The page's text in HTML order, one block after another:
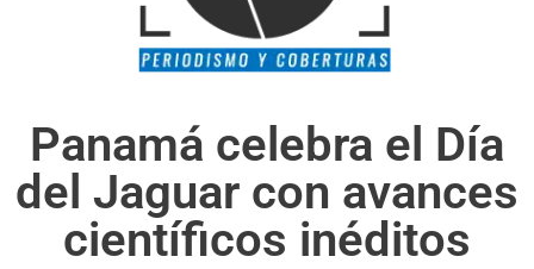
Panamá celebra el Día
del Jaguar con avances
científicos inéditos